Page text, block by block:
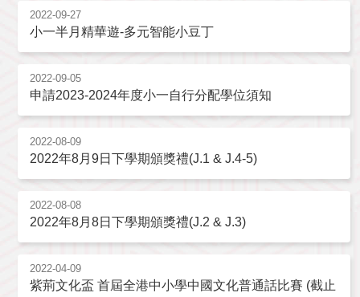
2022-09-27
小一半月精華遊-多元智能小豆丁
2022-09-05
申請2023-2024年度小一自行分配學位須知
2022-08-09
2022年8月9日下學期頒獎禮(J.1 & J.4-5)
2022-08-08
2022年8月8日下學期頒獎禮(J.2 & J.3)
2022-04-09
紫荊文化盃 首屆全港中小學中國文化普通話比賽 (截止